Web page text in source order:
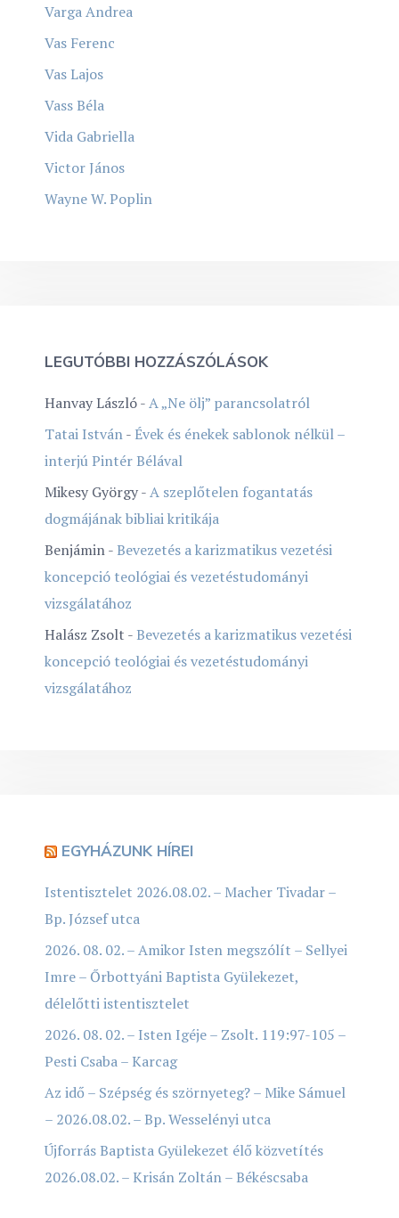
Varga Andrea
Vas Ferenc
Vas Lajos
Vass Béla
Vida Gabriella
Victor János
Wayne W. Poplin
LEGUTÓBBI HOZZÁSZÓLÁSOK
Hanvay László-A „Ne ölj” parancsolatról
Tatai István- Évek és énekek sablonok nélkül –
interjú Pintér Bélával
Mikesy György-A szeplőtelen fogantatás
dogmájának bibliai kritikája
Benjámin-Bevezetés a karizmatikus vezetési
koncepció teológiai és vezetéstudományi
vizsgálatához
Halász Zsolt -Bevezetés a karizmatikus vezetési
koncepció teológiai és vezetéstudományi
vizsgálatához
EGYHÁZUNK HÍREI
Istentisztelet 2026.08.02. – Macher Tivadar –
Bp. József utca
2026. 08. 02. – Amikor Isten megszólít – Sellyei
Imre – Őrbottyáni Baptista Gyülekezet,
délelőtti istentisztelet
2026. 08. 02. – Isten Igéje – Zsolt. 119:97-105 –
Pesti Csaba – Karcag
Az idő – Szépség és szörnyeteg? – Mike Sámuel
– 2026.08.02. – Bp. Wesselényi utca
Újforrás Baptista Gyülekezet élő közvetítés
2026.08.02. – Krisán Zoltán – Békéscsaba